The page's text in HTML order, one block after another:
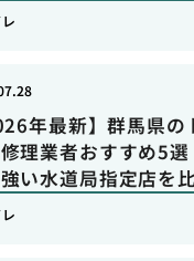
年最新】群馬県の
理業者おすすめ5選
い水道局指定店を